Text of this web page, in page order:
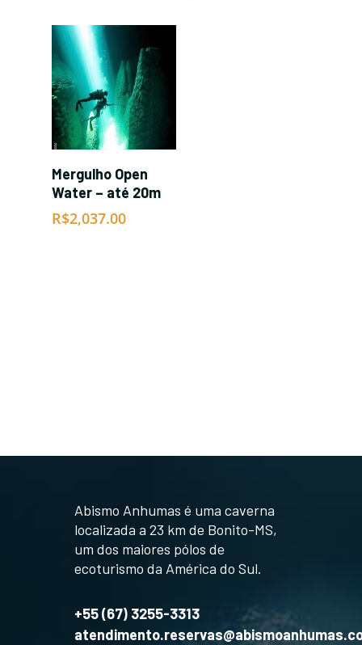
SAIBA MAIS
Mergulho Open
Water – até 20m
R$2,037.00
Abismo Anhumas é uma caverna
localizada a 23 km de Bonito-MS,
um dos maiores pólos de
ecoturismo da América do Sul.
+55 (67) 3255-3313